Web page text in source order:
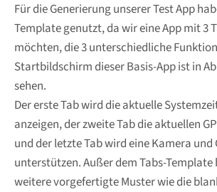
Für die Generierung unserer Test App
Template genutzt, da wir eine App mit 3
möchten, die 3 unterschiedliche
Startbildschirm dieser Basis-App ist in
sehen.
Der erste Tab wird die aktuelle
anzeigen, der zweite Tab die aktuellen
und der letzte Tab wird eine Kamera
unterstützen. Außer dem Tabs-
weitere vorgefertigte Muster wie die